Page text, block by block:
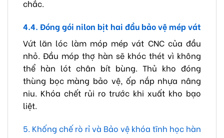
chắc.
4.4. Đóng gói nilon bịt hai đầu bảo vệ mép vát
Vứt lăn lóc làm móp mép vát CNC của đầu
nhỏ. Đầu móp thợ hàn sẽ khóc thét vì không
thể hàn lót chân bít bùng. Thủ kho đóng
thùng bọc màng bảo vệ, ốp nắp nhựa nâng
niu. Khóa chết rủi ro trước khi xuất kho bạo
liệt.
5. Khống chế rò rỉ và Bảo vệ khóa tĩnh học hàn